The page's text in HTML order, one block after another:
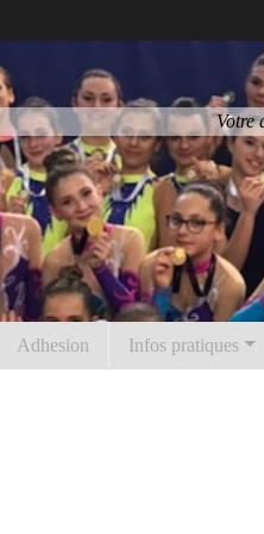
Votre
Adhesion Infos pratiques